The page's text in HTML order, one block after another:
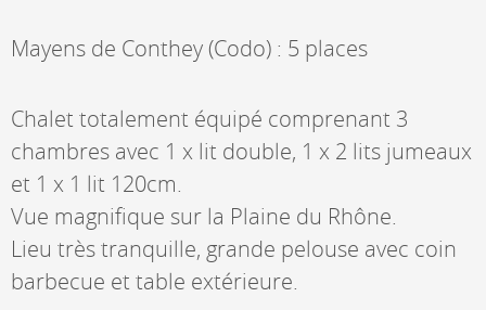
Mayens de Conthey (Codo) : 5 places
Chalet totalement équipé comprenant 3
chambres avec 1 x lit double, 1 x 2 lits jumeaux
et 1 x 1 lit 120cm.
Vue magnifique sur la Plaine du Rhône.
Lieu très tranquille, grande pelouse avec coin
barbecue et table extérieure.